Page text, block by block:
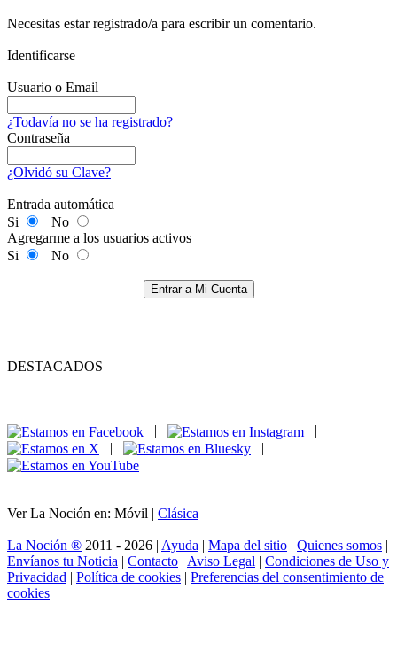
Necesitas estar registrado/a para escribir un comentario.
Identificarse
Usuario o Email
¿Todavía no se ha registrado?
Contraseña
¿Olvidó su Clave?
Entrada automática
Si
No
Agregarme a los usuarios activos
Si
No
Entrar a Mi Cuenta
DESTACADOS
|
|
Ver La Noción en: Móvil | Clásica
La Noción ® 2011 - 2026 | Ayuda | Mapa del sitio | Quienes somos |
Envíanos tu Noticia | Contacto | Aviso Legal | Condiciones de Uso y
Privacidad | Política de cookies | Preferencias del consentimiento de
cookies